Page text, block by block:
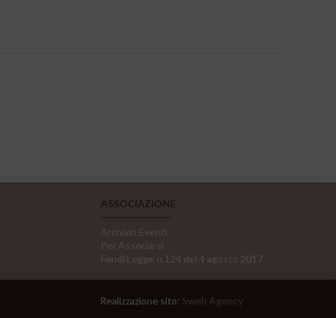
ASSOCIAZIONE
Archivio Eventi
Per Associarsi
Fondi Legge n.124 del 4 agosto 2017
Realizzazione sito: Sweb Agency